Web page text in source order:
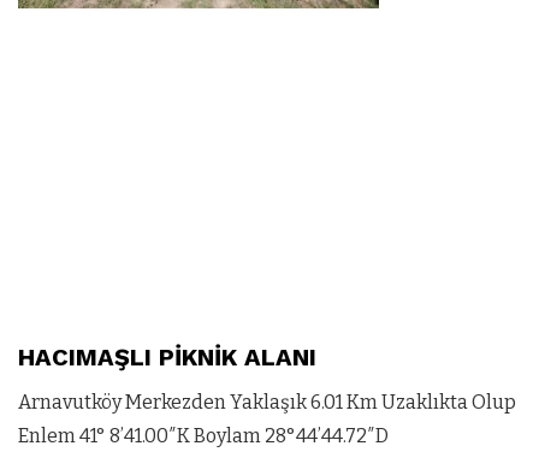
HACIMAŞLI PİKNİK ALANI
Arnavutköy Merkezden Yaklaşık 6.01 Km Uzaklıkta Olup
Enlem 41° 8’41.00″K Boylam 28°44’44.72″D